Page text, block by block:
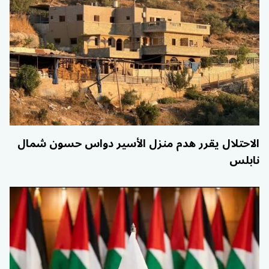
الاحتلال يقرر هدم منزل الأسير دواس حسون شمال
نابلس